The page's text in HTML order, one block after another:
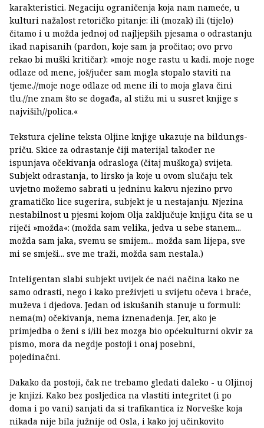
karakteristici. Negaciju ograničenja koja nam nameće, u
kulturi nažalost retoričko pitanje: ili (mozak) ili (tijelo)
čitamo i u možda jednoj od najljepših pjesama o odrastanju
ikad napisanih (pardon, koje sam ja pročitao; ovo prvo
rekao bi muški kritičar): »moje noge rastu u kadi. moje noge
odlaze od mene, još/jučer sam mogla stopalo staviti na
tjeme.//moje noge odlaze od mene ili to moja glava čini
tlu.//ne znam što se događa, al stižu mi u susret knjige s
najviših//polica.«
Tekstura cjeline teksta Oljine knjige ukazuje na bildungs-
priču. Skice za odrastanje čiji materijal također ne
ispunjava očekivanja odrasloga (čitaj muškoga) svijeta.
Subjekt odrastanja, to lirsko ja koje u ovom slučaju tek
uvjetno možemo sabrati u jedninu kakvu njezino prvo
gramatičko lice sugerira, subjekt je u nestajanju. Njezina
nestabilnost u pjesmi kojom Olja zaključuje knjigu čita se u
riječi »možda«: (možda sam velika, jedva u sebe stanem...
možda sam jaka, svemu se smijem... možda sam lijepa, sve
mi se smješi... sve me traži, možda sam nestala.)
Inteligentan slabi subjekt uvijek će naći načina kako ne
samo odrasti, nego i kako preživjeti u svijetu očeva i braće,
muževa i djedova. Jedan od iskušanih stanuje u formuli:
nema(m) očekivanja, nema iznenađenja. Jer, ako je
primjedba o ženi s i/ili bez mozga bio općekulturni okvir za
pismo, mora da negdje postoji i onaj posebni,
pojedinačni.
Dakako da postoji, čak ne trebamo gledati daleko - u Oljinoj
je knjizi. Kako bez posljedica na vlastiti integritet (i po
doma i po vani) sanjati da si trafikantica iz Norveške koja
nikada nije bila južnije od Osla, i kako joj učinkovito